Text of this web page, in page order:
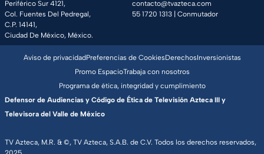
Periférico Sur 4121,
Col. Fuentes Del Pedregal,
C.P. 14141,
Ciudad De México, México.
contacto@tvazteca.com
55 1720 1313 | Conmutador
TV Azteca, M.R. & ©, TV Azteca, S.A.B. de C.V. Todos los derechos reservados,
Aviso de privacidadPreferencias de CookiesDerechosInversionistas
Promo EspacioTrabaja con nosotros
Programa de ética, integridad y cumplimiento
Defensor de Audiencias y Código de Ética de Televisión Azteca III y
Televisora del Valle de México